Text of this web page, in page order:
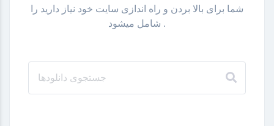
شما برای بالا بردن و راه اندازی سایت خود نیاز دارید را
شامل میشود .